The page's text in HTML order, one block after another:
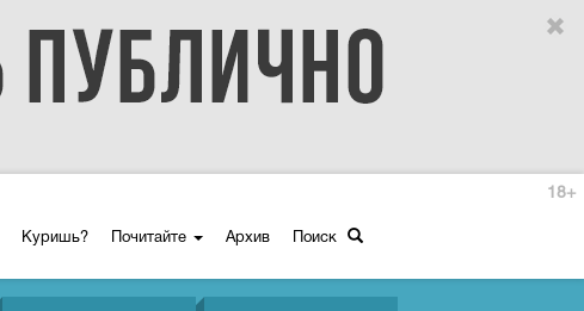
Куришь? Почитайте Архив Поиск
18+